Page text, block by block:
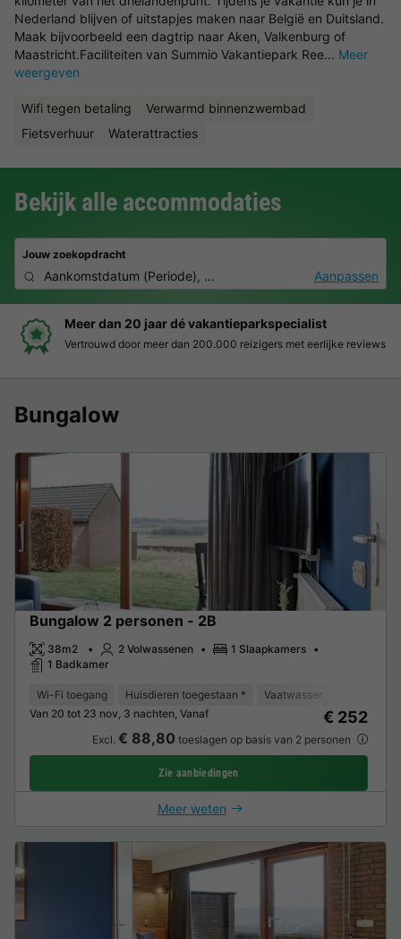
Nederland blijven of uitstapjes maken naar België en Duitsland.
Maak bijvoorbeeld een dagtrip naar Aken, Valkenburg of
Maastricht.Faciliteiten van Summio Vakantiepark Ree... Meer
weergeven
Wifi tegen betaling
Verwarmd binnenzwembad
Fietsverhuur
Waterattracties
Bekijk alle accommodaties
Jouw zoekopdracht
Aankomstdatum (Periode), 2 personen, 0 huisdierAanpassen
Boek eenvoudig en zonder stress
Duidelijke prijzen, moeiteloos boeken en veilige betaalomgeving
Bungalow
Bungalow 2 personen - 2B
38m2 2 Volwassenen
1 Slaapkamers
1 Badkamer
Wi-Fi toegang Huisdieren toegestaan * Vaatwasser
Van 20 tot 23 nov, 3 nachten, Vanaf
€ 252
Excl. € 88,80 toeslagen op basis van 2 personen
Zie aanbiedingen
Meer weten